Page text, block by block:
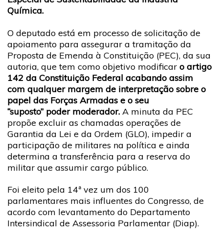
Química.
O deputado está em processo de solicitação de
apoiamento para assegurar a tramitação da
Proposta de Emenda à Constituição (PEC), da sua
autoria, que tem como objetivo modificar o artigo
142 da Constituição Federal acabando assim
com qualquer margem de interpretação sobre o
papel das Forças Armadas e o seu
“suposto” poder moderador. A minuta da PEC
propõe excluir as chamadas operações de
Garantia da Lei e da Ordem (GLO), impedir a
participação de militares na política e ainda
determina a transferência para a reserva do
militar que assumir cargo público.
Foi eleito pela 14ª vez um dos 100
parlamentares mais influentes do Congresso, de
acordo com levantamento do Departamento
Intersindical de Assessoria Parlamentar (Diap).